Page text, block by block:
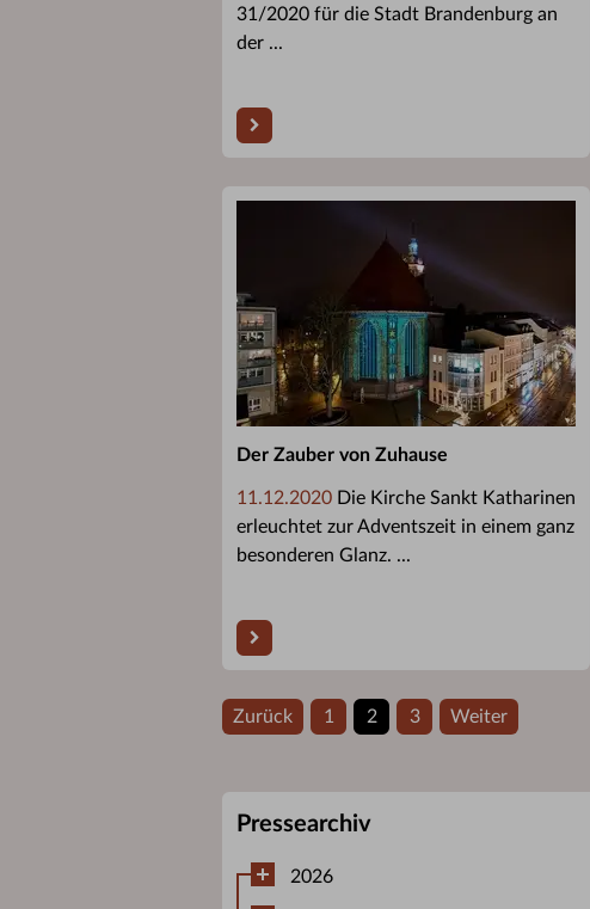
31/2020 für die Stadt Brandenburg an
der ...
Der Zauber von Zuhause
11.12.2020 Die Kirche Sankt Katharinen
erleuchtet zur Adventszeit in einem ganz
besonderen Glanz. ...
Zurück 1 2 3 Weiter
Pressearchiv
2026